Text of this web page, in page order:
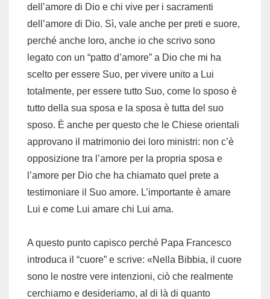
dell’amore di Dio e chi vive per i sacramenti
dell’amore di Dio. Sì, vale anche per preti e suore,
perché anche loro, anche io che scrivo sono
legato con un “patto d’amore” a Dio che mi ha
scelto per essere Suo, per vivere unito a Lui
totalmente, per essere tutto Suo, come lo sposo è
tutto della sua sposa e la sposa è tutta del suo
sposo. È anche per questo che le Chiese orientali
approvano il matrimonio dei loro ministri: non c’è
opposizione tra l’amore per la propria sposa e
l’amore per Dio che ha chiamato quel prete a
testimoniare il Suo amore. L’importante è amare
Lui e come Lui amare chi Lui ama.
A questo punto capisco perché Papa Francesco
introduca il “cuore” e scrive: «Nella Bibbia, il cuore
sono le nostre vere intenzioni, ciò che realmente
cerchiamo e desideriamo, al di là di quanto